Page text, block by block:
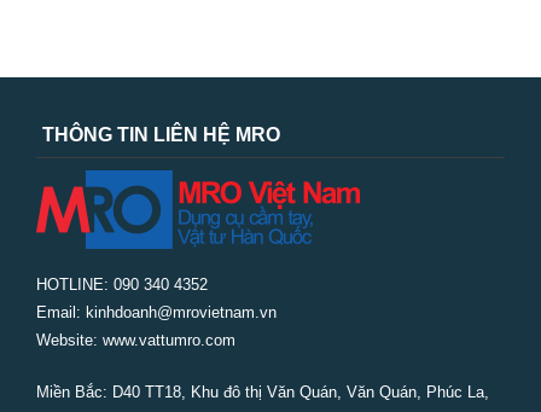
THÔNG TIN LIÊN HỆ MRO
HOTLINE: 090 340 4352
Email: kinhdoanh@mrovietnam.vn
Website: www.vattumro.com
Miền Bắc: D40 TT18, Khu đô thị Văn Quán, Văn Quán, Phúc La,